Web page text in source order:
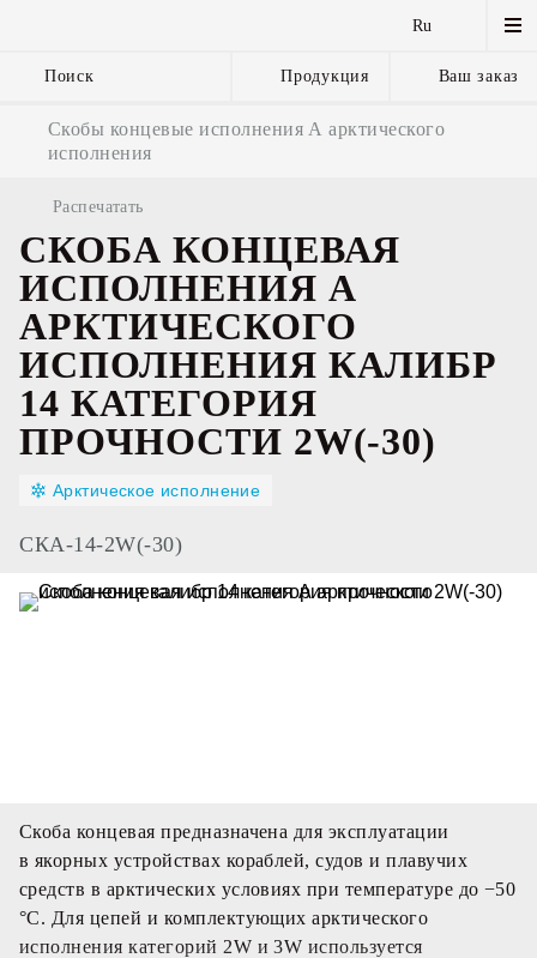
Ru
Поиск Продукция
и комплектующие
Ваш заказ
Скобы концевые исполнения А арктического
исполнения
Распечатать
СКОБА КОНЦЕВАЯ
ИСПОЛНЕНИЯ А
АРКТИЧЕСКОГО
ИСПОЛНЕНИЯ КАЛИБР
14 КАТЕГОРИЯ
ПРОЧНОСТИ 2W(-30)
Арктическое исполнение
СКА-14-2W(-30)
Скоба концевая предназначена для эксплуатации
в якорных устройствах кораблей, судов и плавучих
средств в арктических условиях при температуре до −50
°С. Для цепей и комплектующих арктического
исполнения категорий 2W и 3W используется